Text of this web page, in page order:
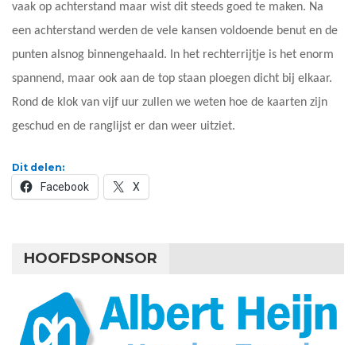
vaak op achterstand maar wist dit steeds goed te maken. Na
een achterstand werden de vele kansen voldoende benut en de
punten alsnog binnengehaald. In het rechterrijtje is het enorm
spannend, maar ook aan de top staan ploegen dicht bij elkaar.
Rond de klok van vijf uur zullen we weten hoe de kaarten zijn
geschud en de ranglijst er dan weer uitziet.
Dit delen:
Facebook X
HOOFDSPONSOR